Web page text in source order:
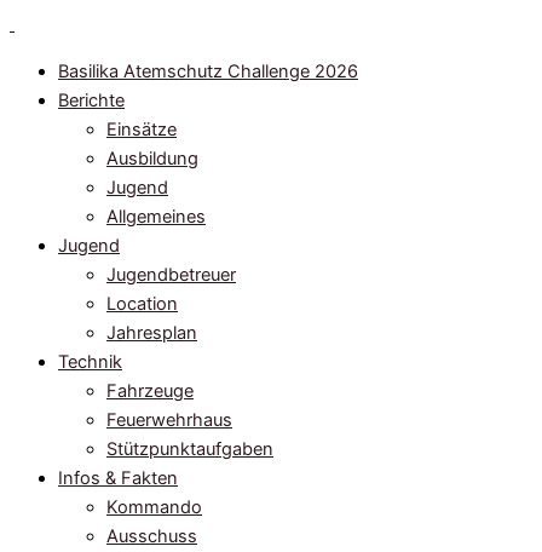
springenBasilika Atemschutz Challenge 2026
Berichte
Einsätze
Ausbildung
Jugend
Allgemeines
Jugend
Jugendbetreuer
Location
Jahresplan
Technik
Fahrzeuge
Feuerwehrhaus
Stützpunktaufgaben
Infos & Fakten
Kommando
Ausschuss